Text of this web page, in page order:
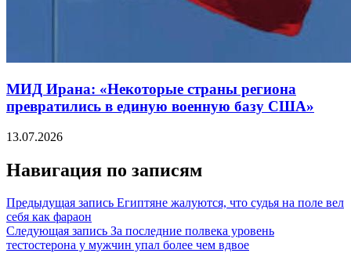
МИД Ирана: «Некоторые страны региона
превратились в единую военную базу США»
13.07.2026
Навигация по записям
Предыдущая запись Египтяне жалуются, что судья на поле вел
себя как фараон
Следующая запись За последние полвека уровень
тестостерона у мужчин упал более чем вдвое